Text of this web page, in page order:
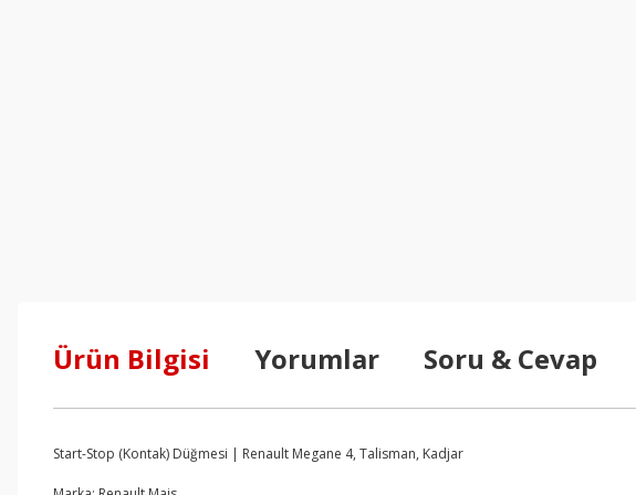
Ürün Bilgisi Yorumlar Soru & Cevap
Start-Stop (Kontak) Düğmesi | Renault Megane 4, Talisman, Kadjar